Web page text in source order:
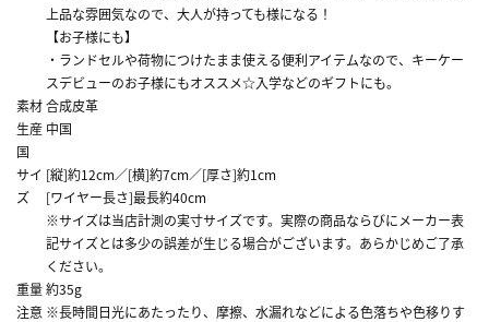
上品な雰囲気なので、大人が持っても様になる！
【お子様にも】
・ランドセルや荷物につけたまま使える便利アイテムなので、キーケー
スデビューのお子様にもオススメ☆入学などのギフトにも。
素材合成皮革
生産
国
中国
サイ
ズ
[縦]約12cm／[横]約7cm／[厚さ]約1cm
[ワイヤー長さ]最長約40cm
※サイズは当店計測の実寸サイズです。実際の商品ならびにメーカー表
記サイズとは多少の誤差が生じる場合がございます。あらかじめご了承
ください。
重量約35g
注意 ※長時間日光にあたったり、摩擦、水漏れなどによる色落ちや色移りす